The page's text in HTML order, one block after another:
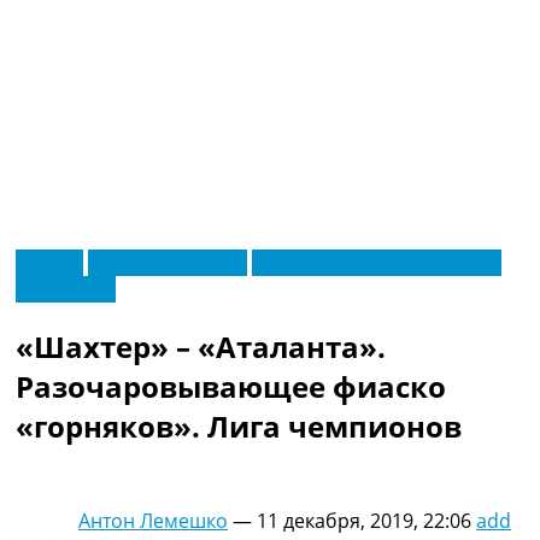
МенюГлавная
Видео
Трансферы
Новости футбола Украины
Последние комментарии
Рейтинги
«Шахтер» – «Аталанта».
Разочаровывающее фиаско
«горняков». Лига чемпионов
Антон Лемешко — 11 декабря, 2019, 22:06add